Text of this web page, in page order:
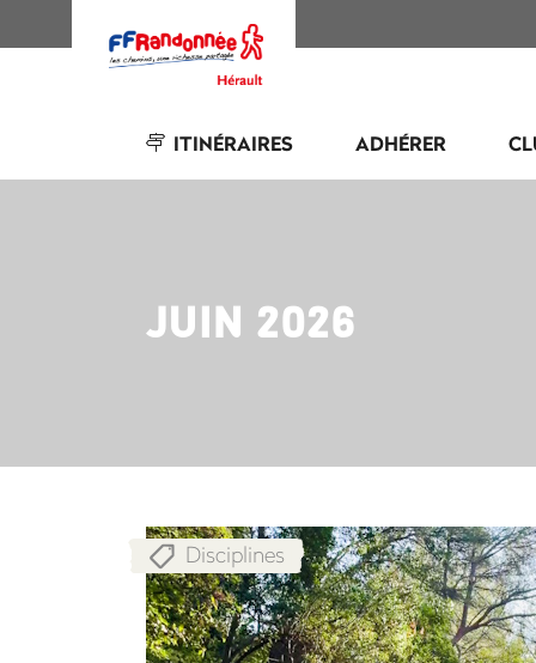
ITINÉRAIRES ADHÉRER
JUIN 2026
Disciplines